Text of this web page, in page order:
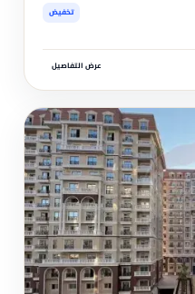
تخفيض
عرض التفاصيل